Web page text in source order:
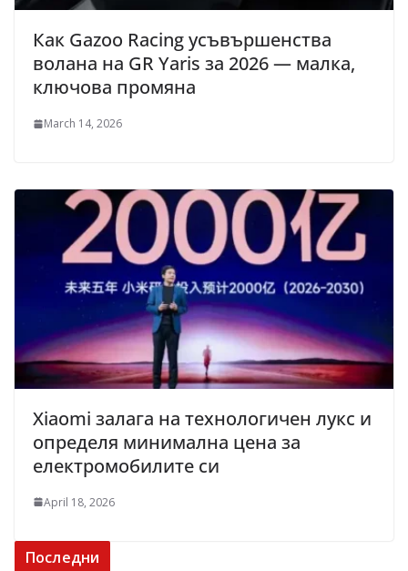
Как Gazoo Racing усъвършенства
волана на GR Yaris за 2026 — малка,
ключова промяна
March 14, 2026
Xiaomi залага на технологичен лукс и
определя минимална цена за
електромобилите си
April 18, 2026
Последни